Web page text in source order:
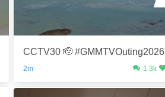
CCTV30 🫡 #GMMTVOuting2026
2m 1.3k